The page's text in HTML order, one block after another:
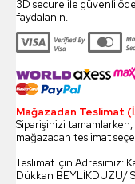
3D secure ile güvenli
faydalanın.
Mağazadan Teslimat
Siparişinizi
mağazadan teslimat
Teslimat için Adresimiz:
Dükkan BEYLİKDÜZÜ/